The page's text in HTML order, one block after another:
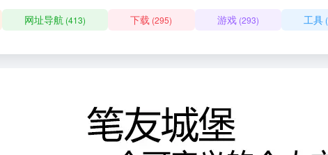
网址导航 (413) 下载 (295) 游戏(293) 工具